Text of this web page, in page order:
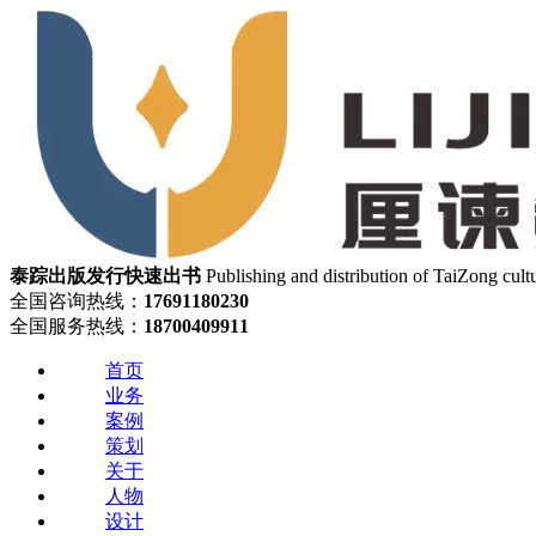
泰踪出版发行快速出书 Publishing and distribution of TaiZong
全国咨询热线： 17691180230
全国服务热线： 18700409911
首页
业务
案例
策划
关于
人物
设计